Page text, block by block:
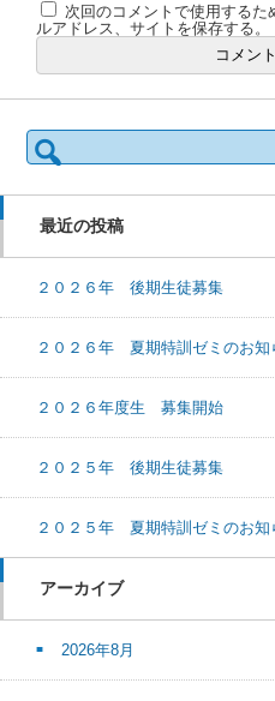
次回のコメントで使用する
ルアドレス、サイトを保存する。
検
索:
最近の投稿
２０２６年 後期生徒募集
２０２６年 夏期特訓ゼミのお知
２０２６年度生 募集開始
２０２５年 後期生徒募集
２０２５年 夏期特訓ゼミのお知
アーカイブ
2026年8月